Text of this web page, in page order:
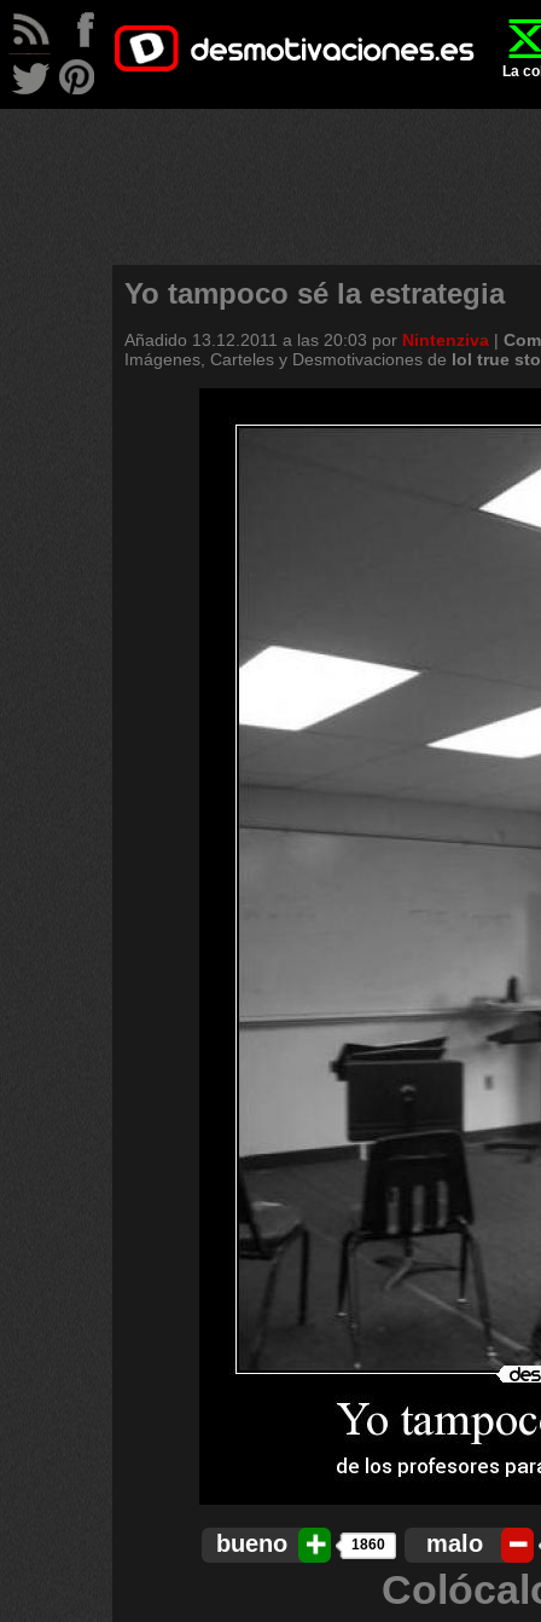
La
Yo tampoco sé la estrategia
Añadido 13.12.2011 a las 20:03 por Nintenziva |
Imágenes, Carteles y Desmotivaciones de lol true
bueno 1860 malo